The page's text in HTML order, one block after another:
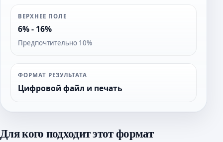
ВЕРХНЕЕ ПОЛЕ
6% - 16%
Предпочтительно 10%
ФОРМАТ РЕЗУЛЬТАТА
Цифровой файл и печать
Для кого подходит этот формат